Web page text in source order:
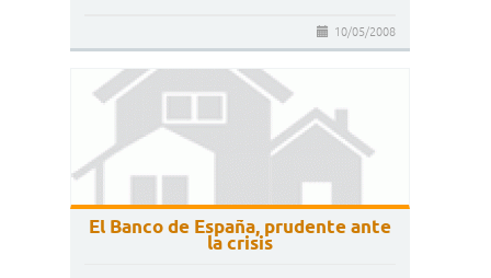
10/05/2008
El Banco de España, prudente ante
la crisis